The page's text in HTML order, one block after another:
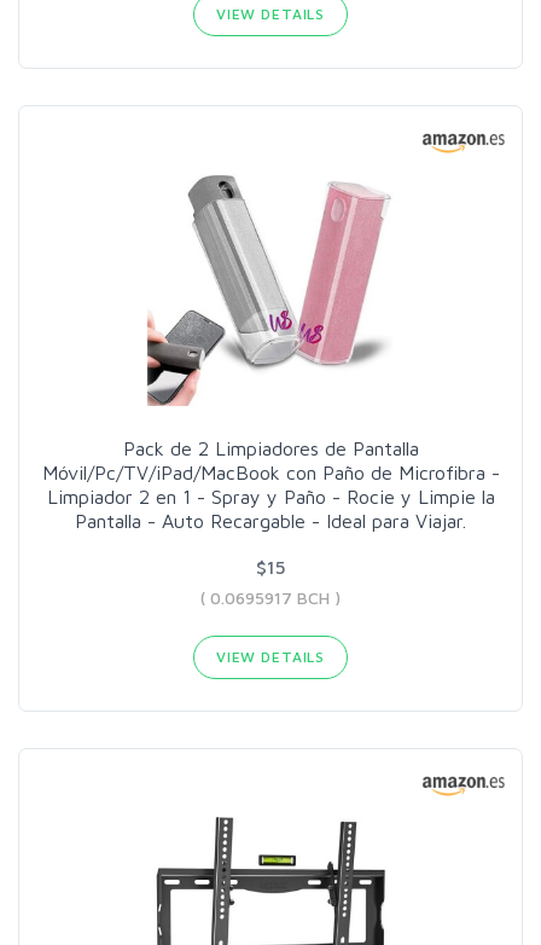
VIEW DETAILS
Pack de 2 Limpiadores de Pantalla
Móvil/Pc/TV/iPad/MacBook con Paño de Microfibra -
Limpiador 2 en 1 - Spray y Paño - Rocie y Limpie la
Pantalla - Auto Recargable - Ideal para Viajar.
$15
( 0.0695917 BCH )
VIEW DETAILS